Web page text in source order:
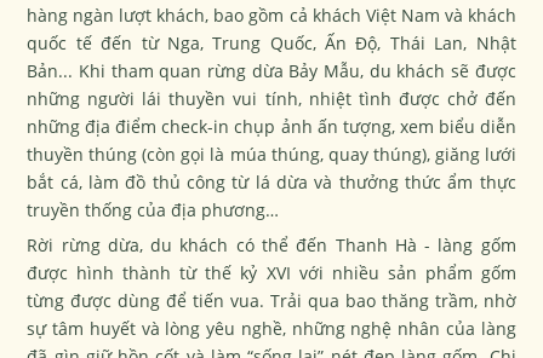
hàng ngàn lượt khách, bao gồm cả khách Việt Nam và khách
quốc tế đến từ Nga, Trung Quốc, Ấn Độ, Thái Lan, Nhật
Bản... Khi tham quan rừng dừa Bảy Mẫu, du khách sẽ được
những người lái thuyền vui tính, nhiệt tình được chở đến
những địa điểm check-in chụp ảnh ấn tượng, xem biểu diễn
thuyền thúng (còn gọi là múa thúng, quay thúng), giăng lưới
bắt cá, làm đồ thủ công từ lá dừa và thưởng thức ẩm thực
truyền thống của địa phương…
Rời rừng dừa, du khách có thể đến Thanh Hà - làng gốm
được hình thành từ thế kỷ XVI với nhiều sản phẩm gốm
từng được dùng để tiến vua. Trải qua bao thăng trầm, nhờ
sự tâm huyết và lòng yêu nghề, những nghệ nhân của làng